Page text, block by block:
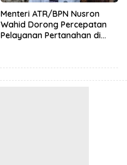
Menteri ATR/BPN Nusron
Wahid Dorong Percepatan
Pelayanan Pertanahan di